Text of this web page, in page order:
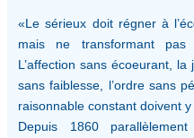
«Le sérieux doit régner à
mais ne transformant pas
L’affection sans écoeurant,
sans faiblesse, l’ordre sans
raisonnable constant doivent y
Depuis 1860